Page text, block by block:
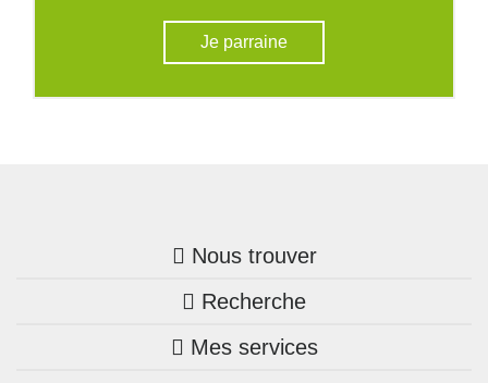
Je parraine
Nous trouver
Trouver une agence
Bretagne
Recherche
Nos annonces
Mes services